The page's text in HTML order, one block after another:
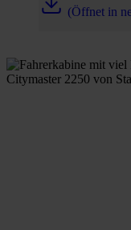
(Öffnet in